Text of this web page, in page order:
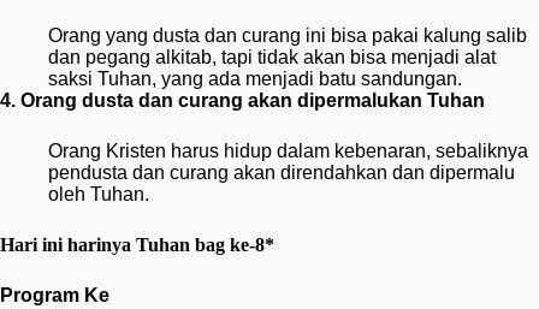
Orang yang dusta dan curang ini bisa pakai kalung salib
dan pegang alkitab, tapi tidak akan bisa menjadi alat
saksi Tuhan, yang ada menjadi batu sandungan.
4. Orang dusta dan curang akan dipermalukan Tuhan
Orang Kristen harus hidup dalam kebenaran, sebaliknya
pendusta dan curang akan direndahkan dan dipermalu
oleh Tuhan.
Hari ini harinya Tuhan bag ke-8*
Program Ke